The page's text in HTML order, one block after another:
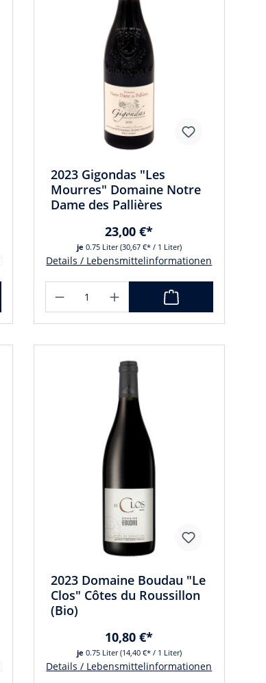
2023 Gigondas "Les
Mourres" Domaine Notre
Dame des Pallières
je 0.75 Liter(30,67 €* / 1 Liter)
23,00 €*
Details / Lebensmittelinformationen
2023 Domaine Boudau "Le
Clos" Côtes du Roussillon
(Bio)
je 0.75 Liter(14,40 €* / 1 Liter)
10,80 €*
Details / Lebensmittelinformationen